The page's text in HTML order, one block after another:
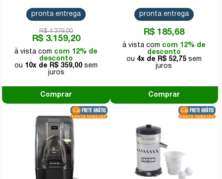
R$ 3.159,20
com 12% de
desconto
R$ 4.379,00
10x de R$ 359,00
pronta entrega
Comprar
R$ 185,68
com 12% de
desconto
4x de
R$ 52,75
pronta entrega
Comprar